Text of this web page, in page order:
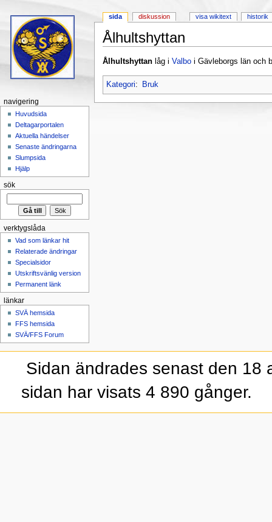
Ålhultshyttan
Ålhultshyttanlåg i Valboi Gävleborgs län och
Kategori: Bruk
sida diskussion visa wikitext historik
navigering
Huvudsida
Deltagarportalen
Aktuella händelser
Senaste ändringarna
Slumpsida
Hjälp
sök
verktygslåda
Vad som länkar hit
Relaterade ändringar
Specialsidor
Utskriftsvänlig version
Permanent länk
länkar
SVÄ hemsida
FFS hemsida
SVÄ/FFS Forum
Sidan ändrades senast den 18
sidan har visats 4 890 gånger.